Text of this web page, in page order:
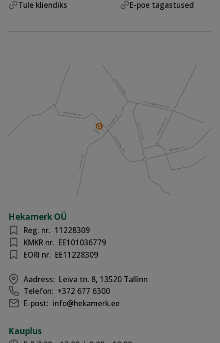
Tule kliendiks
E-poe tagastused
Hekamerk OÜ
Reg. nr. 11228309
KMKR nr. EE101036779
EORI nr. EE11228309
Aadress: Leiva tn. 8, 13520 Tallinn
Telefon: +372 677 6300
E-post: info@hekamerk.ee
Kauplus